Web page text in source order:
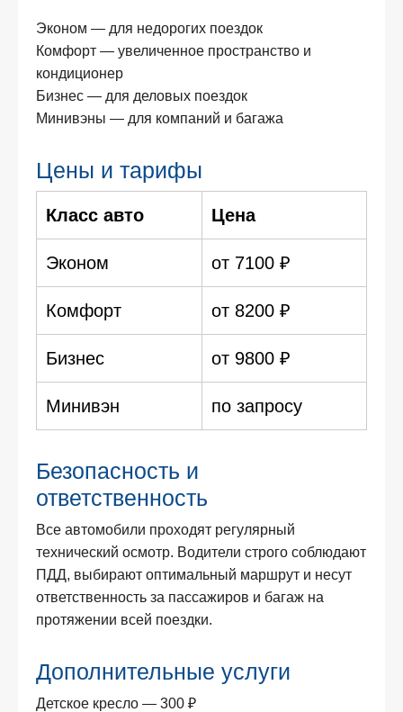
Эконом — для недорогих поездок
Комфорт — увеличенное пространство и
кондиционер
Бизнес — для деловых поездок
Минивэны — для компаний и багажа
Цены и тарифы
Класс авто Цена
Эконом от 7100 ₽
Комфорт от 8200 ₽
Бизнес от 9800 ₽
Минивэн по запросу
Безопасность и
ответственность
Все автомобили проходят регулярный
технический осмотр. Водители строго соблюдают
ПДД, выбирают оптимальный маршрут и несут
ответственность за пассажиров и багаж на
протяжении всей поездки.
Дополнительные услуги
Детское кресло — 300 ₽